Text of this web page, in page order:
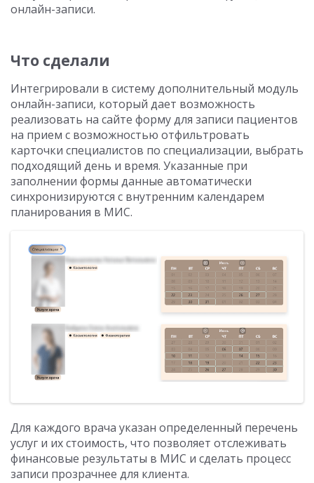
онлайн-записи.
Что сделали
Интегрировали в систему дополнительный модуль
онлайн-записи, который дает возможность
реализовать на сайте форму для записи пациентов
на прием с возможностью отфильтровать
карточки специалистов по специализации, выбрать
подходящий день и время. Указанные при
заполнении формы данные автоматически
синхронизируются с внутренним календарем
планирования в МИС.
Для каждого врача указан определенный перечень
услуг и их стоимость, что позволяет отслеживать
финансовые результаты в МИС и сделать процесс
записи прозрачнее для клиента.